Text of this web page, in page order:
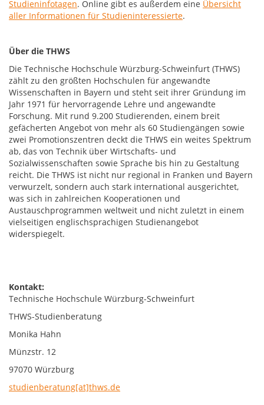
Studieninfotagen. Online gibt es außerdem eine Übersicht
aller Informationen für Studieninteressierte.
Über die THWS
Die Technische Hochschule Würzburg-Schweinfurt (THWS)
zählt zu den größten Hochschulen für angewandte
Wissenschaften in Bayern und steht seit ihrer Gründung im
Jahr 1971 für hervorragende Lehre und angewandte
Forschung. Mit rund 9.200 Studierenden, einem breit
gefächerten Angebot von mehr als 60 Studiengängen sowie
zwei Promotionszentren deckt die THWS ein weites Spektrum
ab, das von Technik über Wirtschafts- und
Sozialwissenschaften sowie Sprache bis hin zu Gestaltung
reicht. Die THWS ist nicht nur regional in Franken und Bayern
verwurzelt, sondern auch stark international ausgerichtet,
was sich in zahlreichen Kooperationen und
Austauschprogrammen weltweit und nicht zuletzt in einem
vielseitigen englischsprachigen Studienangebot
widerspiegelt.
Kontakt:
Technische Hochschule Würzburg-Schweinfurt
THWS-Studienberatung
Monika Hahn
Münzstr. 12
97070 Würzburg
studienberatung[at]thws.de